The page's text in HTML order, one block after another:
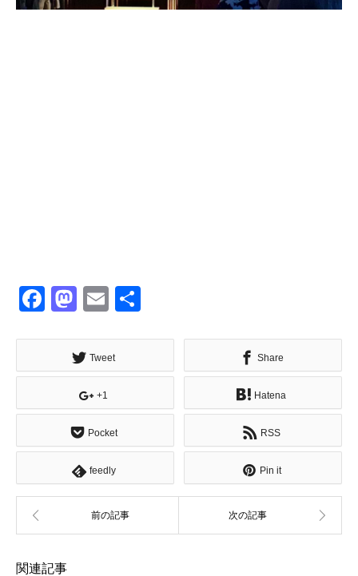
Facebook
Mastodon
Email
Tweet Share
+1 Hatena
Pocket RSS
feedly Pin it
関連記事